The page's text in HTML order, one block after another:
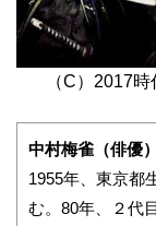
（C）2017
中村梅雀（俳優）
1955年、東京都
む。80年、２代